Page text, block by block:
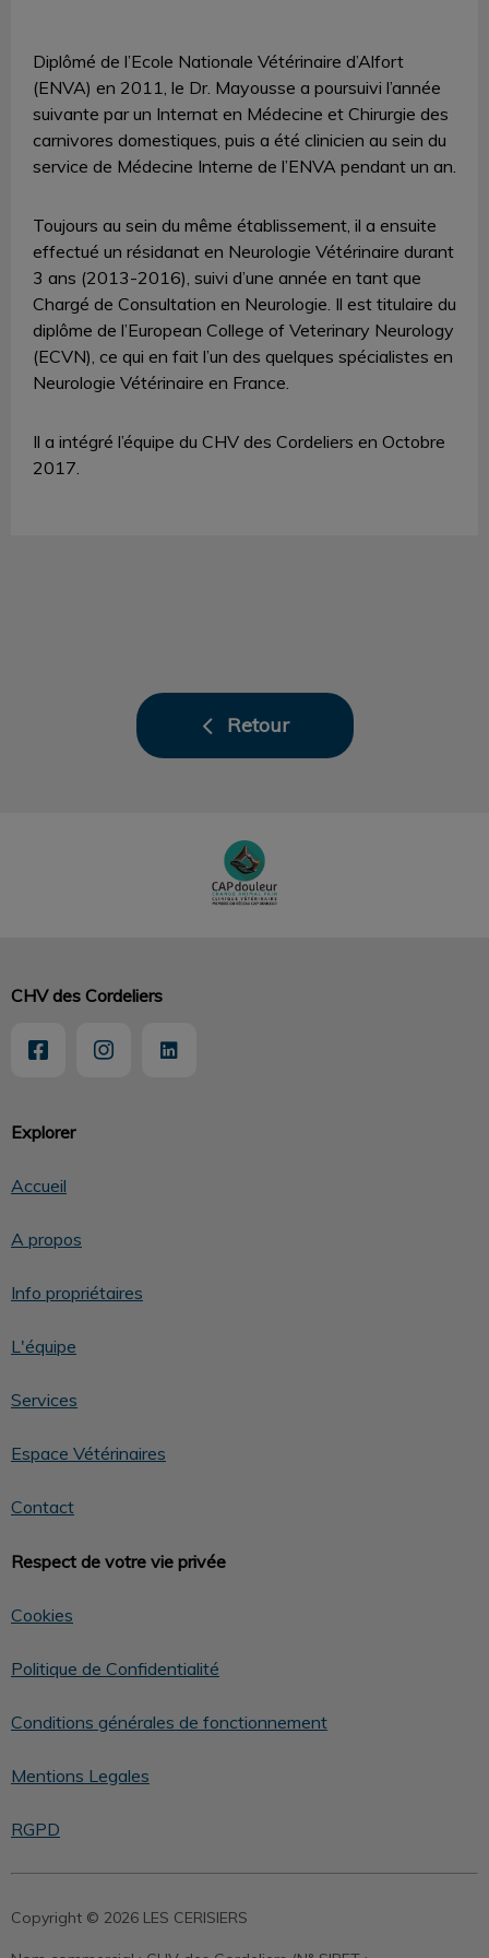
Diplômé de l’Ecole Nationale Vétérinaire d’Alfort
(ENVA) en 2011, le Dr. Mayousse a poursuivi l’année
suivante par un Internat en Médecine et Chirurgie des
carnivores domestiques, puis a été clinicien au sein du
service de Médecine Interne de l’ENVA pendant un an.
Toujours au sein du même établissement, il a ensuite
effectué un résidanat en Neurologie Vétérinaire durant
3 ans (2013-2016), suivi d’une année en tant que
Chargé de Consultation en Neurologie. Il est titulaire du
diplôme de l’European College of Veterinary Neurology
(ECVN), ce qui en fait l’un des quelques spécialistes en
Neurologie Vétérinaire en France.
Il a intégré l’équipe du CHV des Cordeliers en Octobre
2017.
Retour
Explorer
Accueil
A propos
Info propriétaires
L'équipe
Services
Espace Vétérinaires
Contact
Respect de votre vie privée
Cookies
Politique de Confidentialité
Conditions générales de fonctionnement
Mentions Legales
RGPD
CHV des Cordeliers
Copyright © 2026 LES CERISIERS